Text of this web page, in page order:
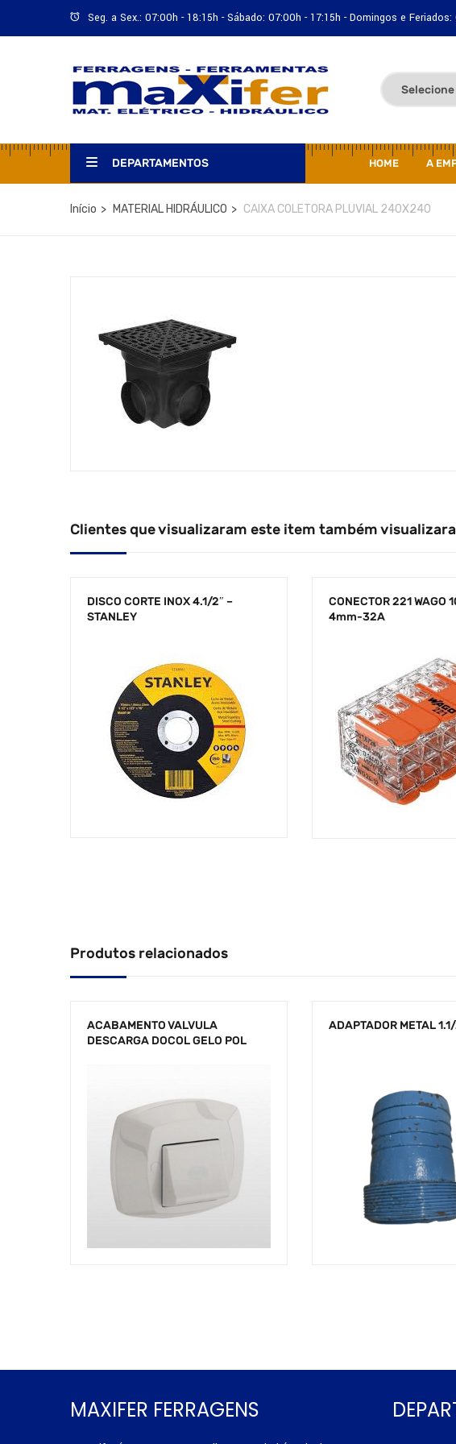
Seg. a Sex.: 07:00h - 18:15h - Sábado: 07:00h - 17:15h - Domingos e
DEPARTAMENTOS HOME A
Início MATERIAL HIDRÁULICO CAIXA COLETORA PLUVIAL 240X240
Clientes que visualizaram este item também
DISCO CORTE INOX 4.1/2″ –
STANLEY
CONECTOR 221 WAGO
4mm-32A
Produtos relacionados
ACABAMENTO VALVULA
DESCARGA DOCOL GELO POL
ADAPTADOR METAL
MAXIFER FERRAGENS